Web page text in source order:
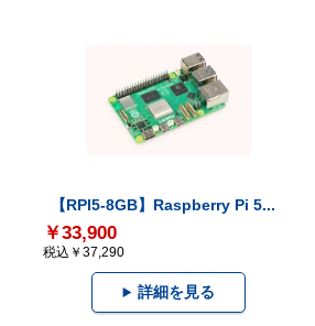
【RPI5-8GB】Raspberry Pi 5...
￥33,900
税込￥37,290
詳細を見る